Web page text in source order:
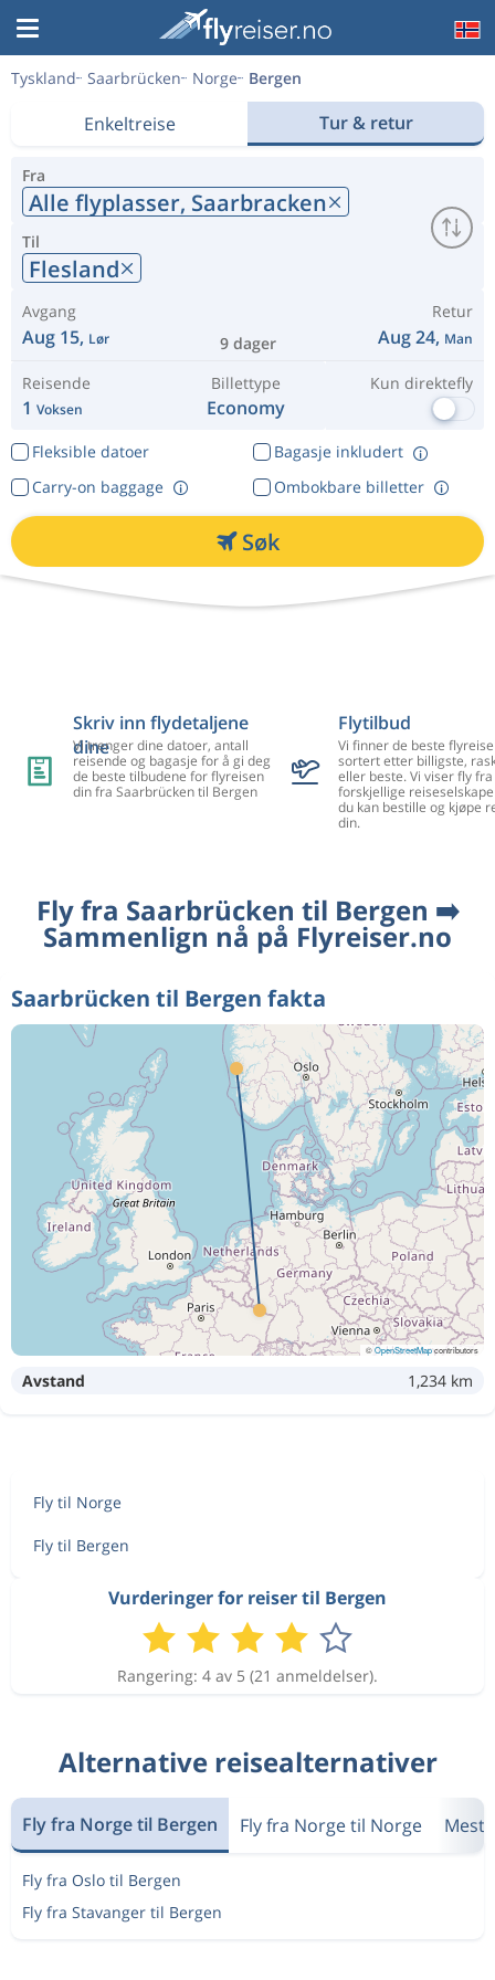
Tyskland Saarbrücken Norge Bergen
Enkeltreise Tur & retur
Fra
Alle flyplasser, Saarbracken
Til
Flesland
Avgang
Aug 15, Lør 9 dager
Retur
Aug 24, Man
Reisende
1 Voksen
Billettype
Economy
Kun direktefly
Fleksible datoer
Bagasje inkludert
Ombokbare billetter
Carry-on baggage
Søk
Skriv inn flydetaljene
dine
Vi trenger dine datoer, antall
reisende og bagasje for å gi deg
de beste tilbudene for flyreisen
din fra Saarbrücken til Bergen
Flytilbud
Vi finner de beste
sortert etter billigste,
eller beste. Vi viser fly
forskjellige
du kan bestille og kjøpe
din.
Fly fra Saarbrücken til Bergen ➡️
Sammenlign nå på Flyreiser.no
Saarbrücken til Bergen fakta
©OpenStreetMapcontributors
Avstand 1,234 km
Fly til Norge
Fly til Bergen
Vurderinger for reiser til Bergen
Rangering: 4 av 5 (21 anmeldelser).
Alternative reisealternativer
Fly fra Norge til Bergen Fly fra Norge til Norge Mest
Fly fra Oslo til Bergen
Fly fra Stavanger til Bergen